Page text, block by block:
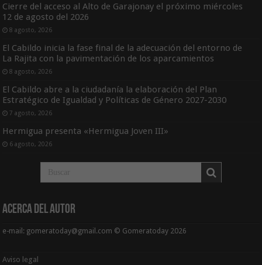
Cierre del acceso al Alto de Garajonay el próximo miércoles
12 de agosto del 2026
8 agosto, 2026
El Cabildo inicia la fase final de la adecuación del entorno de
La Rajita con la pavimentación de los aparcamientos
8 agosto, 2026
El Cabildo abre a la ciudadanía la elaboración del Plan
Estratégico de Igualdad y Políticas de Género 2027-2030
7 agosto, 2026
Hermigua presenta «Hermigua Joven III»
6 agosto, 2026
Acerca del Autor
e-mail: gomeratoday@gmail.com © Gomeratoday 2026
Aviso legal